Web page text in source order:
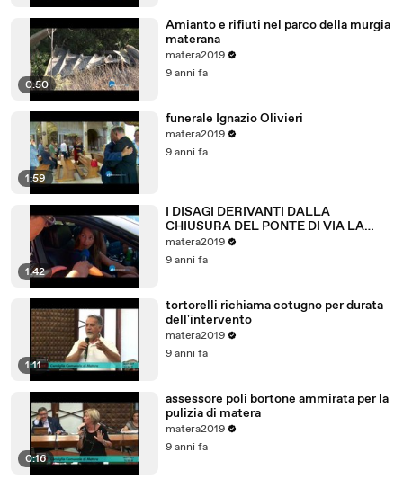
0:50
Amianto e rifiuti nel parco della murgia
materana
matera2019
9 anni fa
1:59
funerale Ignazio Olivieri
matera2019
9 anni fa
1:42
I DISAGI DERIVANTI DALLA
CHIUSURA DEL PONTE DI VIA LA
MARTELLA A MATERA.
matera2019
9 anni fa
1:11
tortorelli richiama cotugno per durata
dell'intervento
matera2019
9 anni fa
0:16
assessore poli bortone ammirata per la
pulizia di matera
matera2019
9 anni fa